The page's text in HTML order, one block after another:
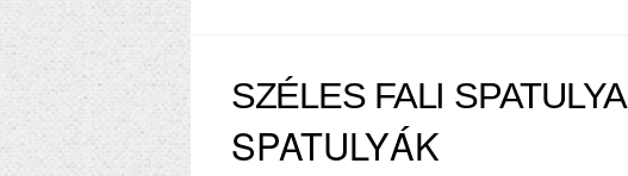
SZÉLES FALI SPATULYA
SPATULYÁK